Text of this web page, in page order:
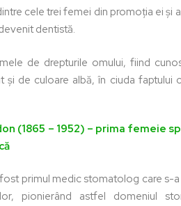
cele trei femei din promoția ei
dentistă.
de drepturile omului, fiind
și de culoare albă, în ciuda faptului
(1865 – 1952) – prima femeie
primul medic stomatolog care s-
pionierând astfel domeniul